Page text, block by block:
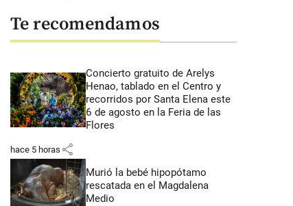
Te recomendamos
Concierto gratuito de Arelys
Henao, tablado en el Centro y
recorridos por Santa Elena este
6 de agosto en la Feria de las
Flores
hace 5 horas share
Murió la bebé hipopótamo
rescatada en el Magdalena
Medio